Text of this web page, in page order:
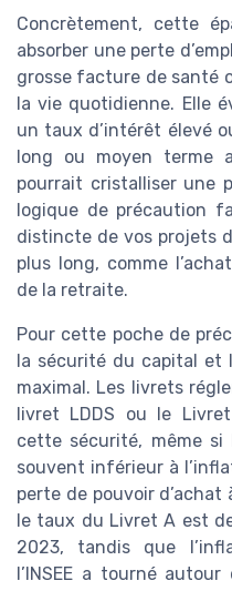
Concrètement, cette
absorber une perte
grosse facture de santé
la vie quotidienne. Elle
un taux d’intérêt élevé
long ou moyen terme
pourrait cristalliser une
logique de précaution
distincte de vos projets
plus long, comme
de la retraite.
Pour cette poche de
la sécurité du capital et
maximal. Les livrets
livret LDDS ou le
cette sécurité, même
souvent inférieur à
perte de pouvoir
le taux du Livret A est
2023, tandis que
l’INSEE a tourné